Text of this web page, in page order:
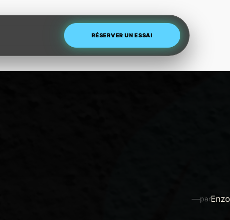
RÉSERVER UN ESSAI
—parEnzo